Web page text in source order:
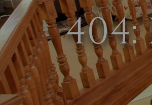
404: